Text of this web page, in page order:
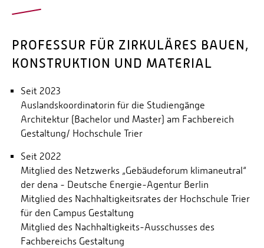
PROFESSUR FÜR ZIRKULÄRES BAUEN,
KONSTRUKTION UND MATERIAL
Seit 2023
Auslandskoordinatorin für die Studiengänge
Architektur (Bachelor und Master) am Fachbereich
Gestaltung/ Hochschule Trier
Seit 2022
Mitglied des Netzwerks „Gebäudeforum klimaneutral“
der dena - Deutsche Energie-Agentur Berlin
Mitglied des Nachhaltigkeitsrates der Hochschule Trier
für den Campus Gestaltung
Mitglied des Nachhaltigkeits-Ausschusses des
Fachbereichs Gestaltung